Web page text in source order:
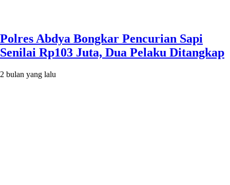
Polres Abdya Bongkar Pencurian Sapi
Senilai Rp103 Juta, Dua Pelaku Ditangkap
2 bulan yang lalu